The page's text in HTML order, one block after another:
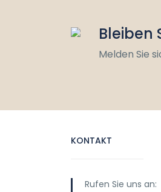
Bleiben
Melden Sie
KONTAKT
Rufen Sie uns an: